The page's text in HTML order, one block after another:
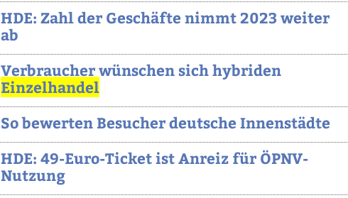
HDE: Zahl der Geschäfte nimmt 2023 weiter
ab
Verbraucher wünschen sich hybriden
Einzelhandel
So bewerten Besucher deutsche Innenstädte
HDE: 49-Euro-Ticket ist Anreiz für ÖPNV-
Nutzung